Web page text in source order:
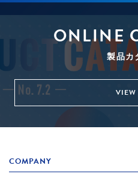
ONLINE
製品カ
COMPANY